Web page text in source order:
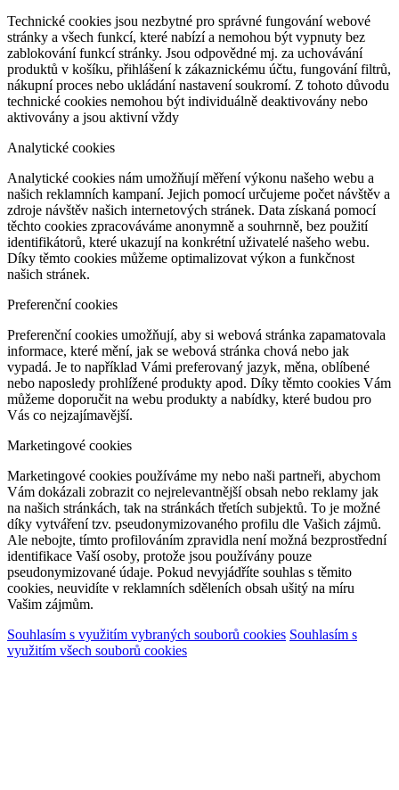
Technické cookies jsou nezbytné pro správné fungování webové
stránky a všech funkcí, které nabízí a nemohou být vypnuty bez
zablokování funkcí stránky. Jsou odpovědné mj. za uchovávání
produktů v košíku, přihlášení k zákaznickému účtu, fungování filtrů,
nákupní proces nebo ukládání nastavení soukromí. Z tohoto důvodu
technické cookies nemohou být individuálně deaktivovány nebo
aktivovány a jsou aktivní vždy
Analytické cookies
Analytické cookies nám umožňují měření výkonu našeho webu a
našich reklamních kampaní. Jejich pomocí určujeme počet návštěv a
zdroje návštěv našich internetových stránek. Data získaná pomocí
těchto cookies zpracováváme anonymně a souhrnně, bez použití
identifikátorů, které ukazují na konkrétní uživatelé našeho webu.
Díky těmto cookies můžeme optimalizovat výkon a funkčnost
našich stránek.
Preferenční cookies
Preferenční cookies umožňují, aby si webová stránka zapamatovala
informace, které mění, jak se webová stránka chová nebo jak
vypadá. Je to například Vámi preferovaný jazyk, měna, oblíbené
nebo naposledy prohlížené produkty apod. Díky těmto cookies Vám
můžeme doporučit na webu produkty a nabídky, které budou pro
Vás co nejzajímavější.
Marketingové cookies
Marketingové cookies používáme my nebo naši partneři, abychom
Vám dokázali zobrazit co nejrelevantnější obsah nebo reklamy jak
na našich stránkách, tak na stránkách třetích subjektů. To je možné
díky vytváření tzv. pseudonymizovaného profilu dle Vašich zájmů.
Ale nebojte, tímto profilováním zpravidla není možná bezprostřední
identifikace Vaší osoby, protože jsou používány pouze
pseudonymizované údaje. Pokud nevyjádříte souhlas s těmito
cookies, neuvidíte v reklamních sděleních obsah ušitý na míru
Vašim zájmům.
Souhlasím s využitím vybraných souborů cookies Souhlasím s
využitím všech souborů cookies